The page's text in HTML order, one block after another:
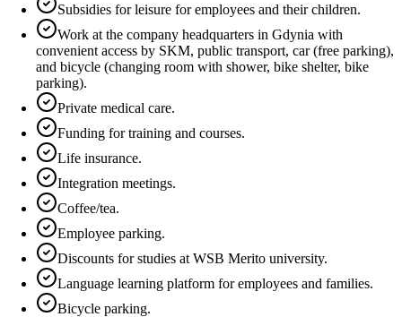
Subsidies for leisure for employees and their children.
Work at the company headquarters in Gdynia with
convenient access by SKM, public transport, car (free parking),
and bicycle (changing room with shower, bike shelter, bike
parking).
Private medical care.
Funding for training and courses.
Life insurance.
Integration meetings.
Coffee/tea.
Employee parking.
Discounts for studies at WSB Merito university.
Language learning platform for employees and families.
Bicycle parking.